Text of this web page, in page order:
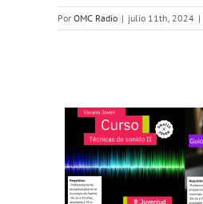
Por OMC Radio | julio 11th, 2024 |